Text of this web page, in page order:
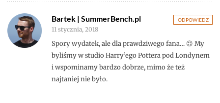
ODPOWIEDZ
Bartek | SummerBench.pl
11 stycznia, 2018
Spory wydatek, ale dla prawdziwego fana… 😉 My
byliśmy w studio Harry’ego Pottera pod Londynem
i wspominamy bardzo dobrze, mimo że też
najtaniej nie było.